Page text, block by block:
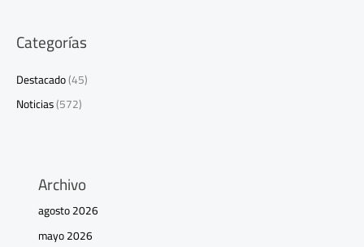
Categorías
Destacado(45)
Noticias(572)
Archivo
agosto 2026
mayo 2026